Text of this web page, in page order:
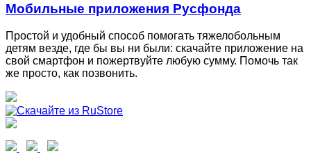
Мобильные приложения Русфонда
Простой и удобный способ помогать тяжелобольным
детям везде, где бы вы ни были: скачайте приложение на
свой смартфон и пожертвуйте любую сумму. Помочь так
же просто, как позвонить.